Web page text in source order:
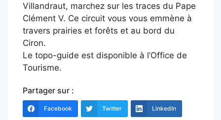
Villandraut, marchez sur les traces du Pape
Clément V. Ce circuit vous vous emmène à
travers prairies et forêts et au bord du
Ciron.
Le topo-guide est disponible à l’Office de
Tourisme.
Partager sur :
Facebook Twitter LinkedIn